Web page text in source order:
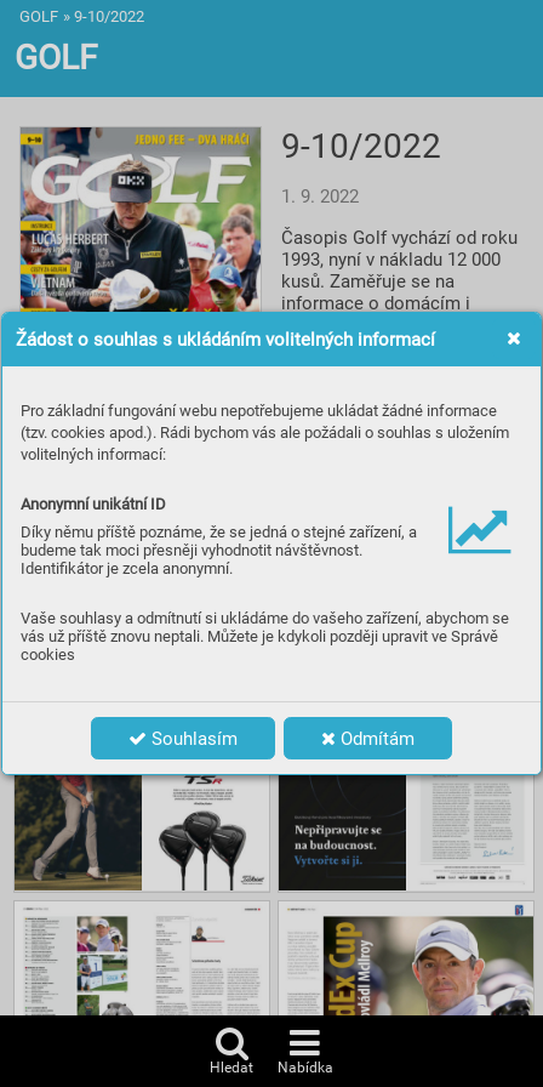
Žádost o souhlas s ukládáním volitelných informací
Pro základní fungování webu nepotřebujeme ukládat žádné informace
(tzv. cookies apod.). Rádi bychom vás ale požádali o souhlas s uložením
volitelných informací:
Anonymní unikátní ID
Díky němu příště poznáme, že se jedná o stejné zařízení, a
budeme tak moci přesněji vyhodnotit návštěvnost.
Identifikátor je zcela anonymní.
Vaše souhlasy a odmítnutí si ukládáme do vašeho zařízení, abychom se
vás už příště znovu neptali. Můžete je kdykoli později upravit ve Správě
cookies
Souhlasím Odmítám
9-10/2022
1. 9. 2022
Časopis Golf vychází od roku
1993, nyní v nákladu 12 000
kusů. Zaměřuje se na
informace o domácím i
rozhovory a profily, testy
vybavení, informace o
golfem. Spolupracuje s
prestižním britským titulem
asociace.
Obsah
GOLF » 9-10/2022
GOLF
Hledat Nabídka